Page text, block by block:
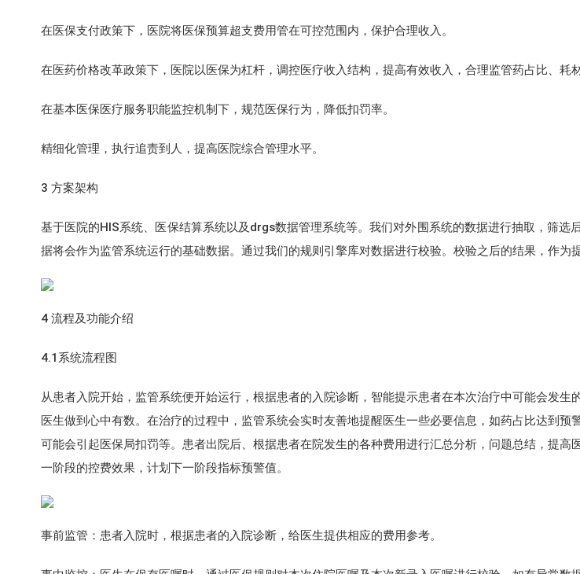
在医保支付政策下，医院将医保预算超支费用管在可控范围内，保护合理收入。
在医药价格改革政策下，医院以医保为杠杆，调控医疗收入结构，提高有效收入，合理监管药占比、耗
在基本医保医疗服务职能监控机制下，规范医保行为，降低扣罚率。
精细化管理，执行追责到人，提高医院综合管理水平。
3 方案架构
基于医院的HIS系统、医保结算系统以及drgs数据管理系统等。我们对外围系统的数据进行抽取，筛选
据将会作为监管系统运行的基础数据。通过我们的规则引擎库对数据进行校验。校验之后的结果，作为
4 流程及功能介绍
4.1系统流程图
从患者入院开始，监管系统便开始运行，根据患者的入院诊断，智能提示患者在本次治疗中可能会发生
医生做到心中有数。在治疗的过程中，监管系统会实时友善地提醒医生一些必要信息，如药占比达到预
可能会引起医保局扣罚等。患者出院后、根据患者在院发生的各种费用进行汇总分析，问题总结，提高
一阶段的控费效果，计划下一阶段指标预警值。
事前监管：患者入院时，根据患者的入院诊断，给医生提供相应的费用参考。